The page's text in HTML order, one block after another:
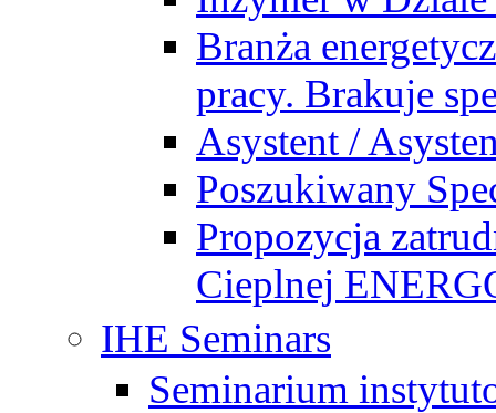
Branża
pracy. Brakuje
Asystent /
Poszukiwany
Propozycja
Cieplnej
IHE Seminars
Seminarium